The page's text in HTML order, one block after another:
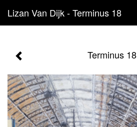
Lizan Van Dijk - Terminus 18
Terminus 18